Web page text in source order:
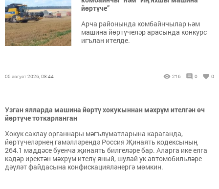
йөртүче”
Арча районында комбайнчылар һәм
машина йөртүчеләр арасында конкурс
игълан ителде.
05 август 2026, 08:44 216 0 0
Узган ялларда машина йөртү хокукыннан мәхрүм ителгән өч
йөртүче тоткарланган
Хокук саклау органнары мәгълүматларына караганда,
йөртүчеләрнең гамәлләрендә Россия Җинаять кодексының
264.1 маддәсе буенча җинаять билгеләре бар. Аларга ике елга
кадәр иректән мәхрүм ителү яный, шулай ук автомобильләре
дәүләт файдасына конфискацияләнергә мөмкин.